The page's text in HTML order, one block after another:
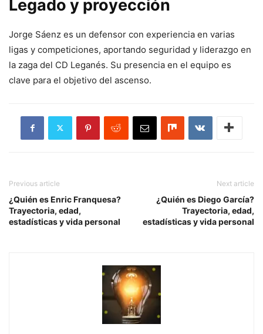
Legado y proyección
Jorge Sáenz es un defensor con experiencia en varias
ligas y competiciones, aportando seguridad y liderazgo en
la zaga del CD Leganés. Su presencia en el equipo es
clave para el objetivo del ascenso.
Previous article
¿Quién es Enric Franquesa?
Trayectoria, edad,
estadísticas y vida personal
Next article
¿Quién es Diego García?
Trayectoria, edad,
estadísticas y vida personal